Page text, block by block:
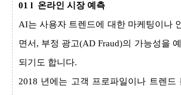
01 l 온라인 시장 예측
AI는 사용자 트렌드에 대한 마케팅이나
면서, 부정 광고(AD Fraud)의 가능성을
되기도 합니다.
2018 년에는 고객 프로파일이나 트렌드